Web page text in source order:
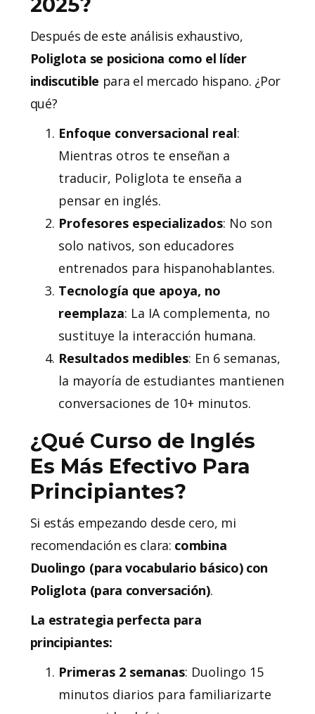
Después de este análisis exhaustivo,
Poliglota se posiciona como el líder
indiscutible para el mercado hispano. ¿Por
qué?
Enfoque conversacional real:
Mientras otros te enseñan a
traducir, Poliglota te enseña a
pensar en inglés.
Profesores especializados: No son
solo nativos, son educadores
entrenados para hispanohablantes.
Tecnología que apoya, no
reemplaza: La IA complementa, no
sustituye la interacción humana.
Resultados medibles: En 6 semanas,
la mayoría de estudiantes mantienen
conversaciones de 10+ minutos.
¿Qué Curso de Inglés
Es Más Efectivo Para
Principiantes?
Si estás empezando desde cero, mi
recomendación es clara: combina
Duolingo (para vocabulario básico) con
Poliglota (para conversación).
La estrategia perfecta para
principiantes:
Primeras 2 semanas: Duolingo 15
minutos diarios para familiarizarte